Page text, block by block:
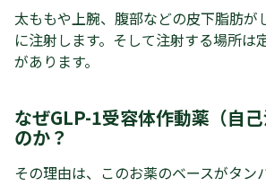
太ももや上腕、腹部などの皮下脂肪が
に注射します。そして注射する場所は
があります。
なぜGLP-1受容体作動薬（自己
のか？
その理由は、このお薬のベースがタン